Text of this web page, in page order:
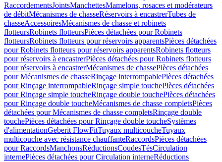
RaccordementsJointsManchettesMamelons, rosaces et modérateurs
de débitMécanismes de chasseRéservoirs à encastrerTubes de
chasseAccessoiresMécanismes de chasse et robinets
flotteursRobinets flotteursPièces détachées pour Robinets
flotteursRobinets flotteurs pour réservoirs apparentsPièces détachées
pour Robinets flotteurs pour réservoirs apparentsRobinets flotteurs
pour réservoirs à encastrerPièces détachées pour Robinets flotteurs
pour réservoirs à encastrerMécanismes de chassePièces détachées
pour Mécanismes de chasseRinçage interrompablePièces détachées
pour Rinçage interrompableRinçage simple touchePièces détachées
pour Rinçage simple toucheRinçage double touchePièces détachées
pour Rinçage double toucheMécanismes de chasse completsPièces
détachées pour Mécanismes de chasse completsRinçage double
touchePièces détachées pour Rinçage double toucheSystèmes
d'alimentationGeberit FlowFitTuyaux multicoucheTuyaux
multicouche avec résistance chauffanteRaccordsPièces détachées
pour RaccordsManchonsRéductionsCoudesTésCirculation
internePièces détachées pour Circulation interneRéductions